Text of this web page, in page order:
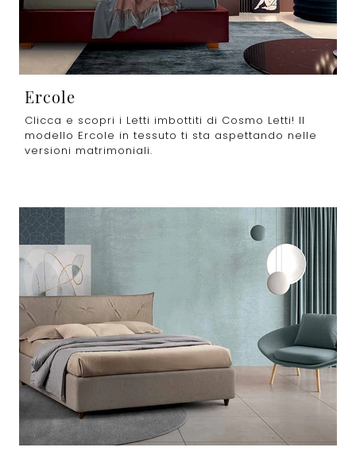
Ercole
Clicca e scopri i Letti imbottiti di Cosmo Letti! Il
modello Ercole in tessuto ti sta aspettando nelle
versioni matrimoniali.